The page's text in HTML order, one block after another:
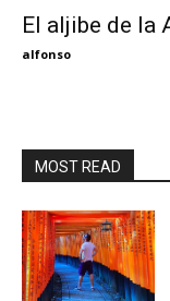
El aljibe de la
alfonso
MOST READ